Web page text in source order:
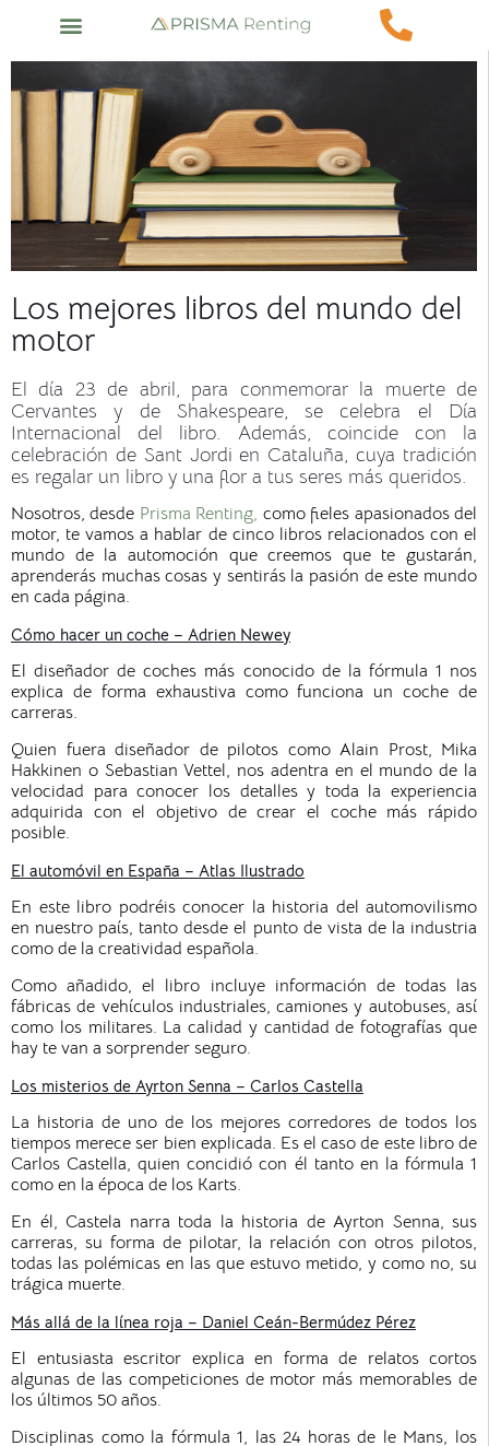
Los mejores libros del mundo del
motor
El día 23 de abril, para conmemorar la muerte de
Cervantes y de Shakespeare, se celebra el Día
Internacional del libro. Además, coincide con la
celebración de Sant Jordi en Cataluña, cuya tradición
es regalar un libro y una flor a tus seres más queridos.
Nosotros, desde Prisma Renting, como fieles apasionados del
motor, te vamos a hablar de cinco libros relacionados con el
mundo de la automoción que creemos que te gustarán,
aprenderás muchas cosas y sentirás la pasión de este mundo
en cada página.
Cómo hacer un coche – Adrien Newey
El diseñador de coches más conocido de la fórmula 1 nos
explica de forma exhaustiva como funciona un coche de
carreras.
Quien fuera diseñador de pilotos como Alain Prost, Mika
Hakkinen o Sebastian Vettel, nos adentra en el mundo de la
velocidad para conocer los detalles y toda la experiencia
adquirida con el objetivo de crear el coche más rápido
posible.
El automóvil en España – Atlas Ilustrado
En este libro podréis conocer la historia del automovilismo
en nuestro país, tanto desde el punto de vista de la industria
como de la creatividad española.
Como añadido, el libro incluye información de todas las
fábricas de vehículos industriales, camiones y autobuses, así
como los militares. La calidad y cantidad de fotografías que
hay te van a sorprender seguro.
Los misterios de Ayrton Senna – Carlos Castella
La historia de uno de los mejores corredores de todos los
tiempos merece ser bien explicada. Es el caso de este libro de
Carlos Castella, quien concidió con él tanto en la fórmula 1
como en la época de los Karts.
En él, Castela narra toda la historia de Ayrton Senna, sus
carreras, su forma de pilotar, la relación con otros pilotos,
todas las polémicas en las que estuvo metido, y como no, su
trágica muerte.
Más allá de la línea roja – Daniel Ceán-Bermúdez Pérez
El entusiasta escritor explica en forma de relatos cortos
algunas de las competiciones de motor más memorables de
los últimos 50 años.
Disciplinas como la fórmula 1, las 24 horas de le Mans, los